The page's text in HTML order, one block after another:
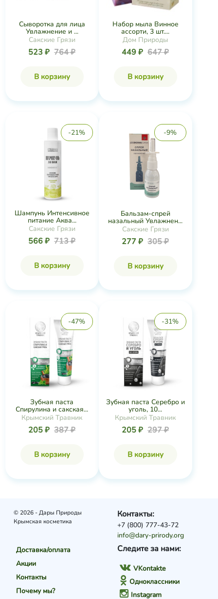
Сыворотка для лица
Увлажнение и ...
Сакские Грязи
523 ₽ 764 ₽
В корзину
Набор мыла Винное
ассорти, 3 шт....
Дом Природы
449 ₽ 647 ₽
В корзину
-21%
Шампунь Интенсивное
питание Аква...
Сакские Грязи
566 ₽ 713 ₽
В корзину
-9%
Бальзам-спрей
назальный Увлажнен...
Сакские Грязи
277 ₽ 305 ₽
В корзину
-47%
Зубная паста
Спирулина и сакская...
Крымский Травник
205 ₽ 387 ₽
В корзину
-31%
Зубная паста Серебро и
уголь, 10...
Крымский Травник
205 ₽ 297 ₽
В корзину
© 2026 - Дары Природы
Крымская косметика
Доставка/оплата
Акции
Контакты
Почему мы?
Следите за нами:
VKontakte
Одноклассники
Instagram
Контакты:
+7 (800) 777-43-72
info@dary-prirody.org